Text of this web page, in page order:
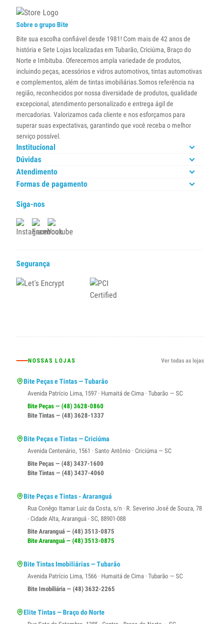
Sobre o grupo Bite
Bite sua escolha confiável desde 1981! Com mais de 42 anos de
história e Sete Lojas localizadas em Tubarão, Criciúma, Braço do
Norte e Imbituba. Oferecemos ampla variedade de produtos,
incluindo peças, acessórios e vidros automotivos, tintas automotivas
e complementos, além de tintas imobiliárias.Somos referência na
região, reconhecidos por nossa diversidade de produtos, qualidade
excepcional, atendimento personalizado e entrega ágil de
mercadorias. Valorizamos cada cliente e nos esforçamos para
superar suas expectativas, garantindo que você receba o melhor
serviço possível.
Institucional
Dúvidas
Atendimento
Formas de pagamento
Siga-nos
Segurança
NOSSAS LOJAS Ver todas as lojas
Bite Peças e Tintas — Tubarão
Avenida Patrício Lima, 1597 · Humaitá de Cima · Tubarão — SC
Bite Peças — (48) 3628-0860
Bite Tintas — (48) 3628-1337
Bite Peças e Tintas — Criciúma
Avenida Centenário, 1561 · Santo Antônio · Criciúma — SC
Bite Peças — (48) 3437-1600
Bite Tintas — (48) 3437-4060
Bite Peças e Tintas - Araranguá
Rua Conêgo Itamar Luiz da Costa, s/n · R. Severino José de Souza, 78
- Cidade Alta, Araranguá - SC, 88901-088
Bite Araranguá — (48) 3513-0875
Bite Araranguá — (48) 3513-0875
Bite Tintas Imobiliárias — Tubarão
Avenida Patrício Lima, 1566 · Humaitá de Cima · Tubarão — SC
Bite Imobiliária — (48) 3632-2265
Elite Tintas — Braço do Norte